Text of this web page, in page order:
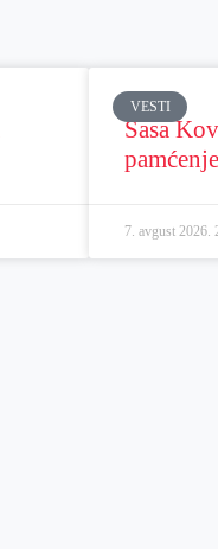
VESTI
Sasa
pamćenje
7. avgust 2026.